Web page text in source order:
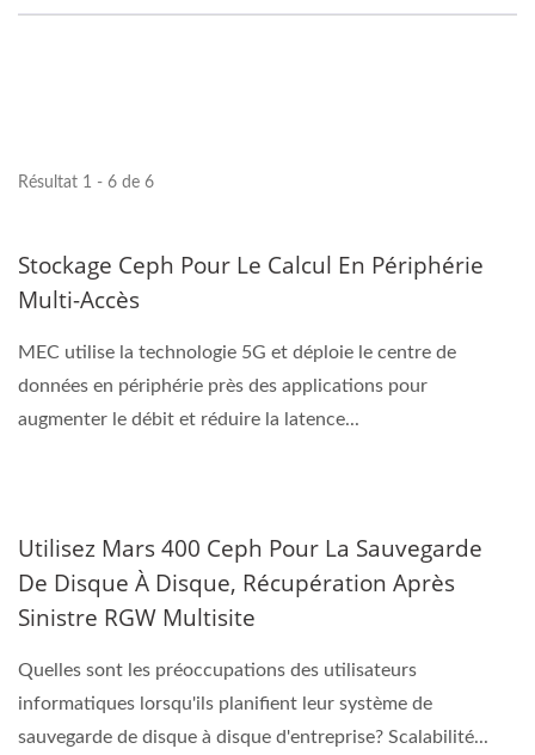
Résultat 1 - 6 de 6
Stockage Ceph Pour Le Calcul En Périphérie
Multi-Accès
MEC utilise la technologie 5G et déploie le centre de
données en périphérie près des applications pour
augmenter le débit et réduire la latence...
Utilisez Mars 400 Ceph Pour La Sauvegarde
De Disque À Disque, Récupération Après
Sinistre RGW Multisite
Quelles sont les préoccupations des utilisateurs
informatiques lorsqu'ils planifient leur système de
sauvegarde de disque à disque d'entreprise? Scalabilité...